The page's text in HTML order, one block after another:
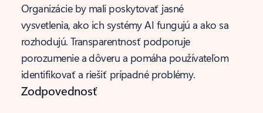
Organizácie by mali poskytovať jasné
vysvetlenia, ako ich systémy AI fungujú a ako sa
rozhodujú. Transparentnosť podporuje
porozumenie a dôveru a pomáha používateľom
identifikovať a riešiť prípadné problémy.
Zodpovednosť